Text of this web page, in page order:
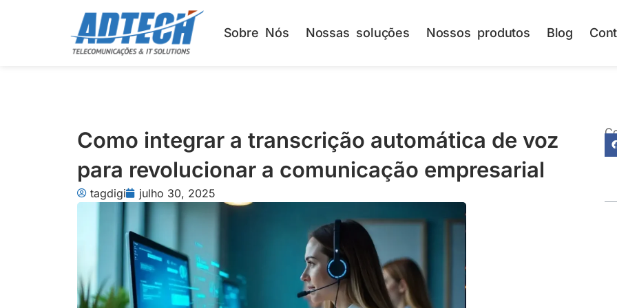
Sobre Nós Nossas soluções Nossos produtos Blog
Como integrar a transcrição automática de voz
para revolucionar a comunicação empresarial
tagdigi julho 30, 2025